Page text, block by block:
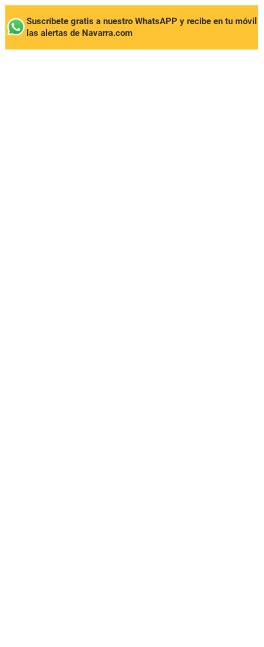
Suscríbete gratis a nuestro WhatsAPP y recibe en tu móvil
las alertas de Navarra.com